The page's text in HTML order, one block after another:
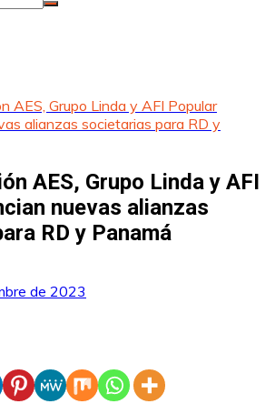
AES, Grupo Linda y AFI Popular
alianzas societarias para RD y
AES, Grupo Linda y AFI
nuevas alianzas
RD y Panamá
de 2023